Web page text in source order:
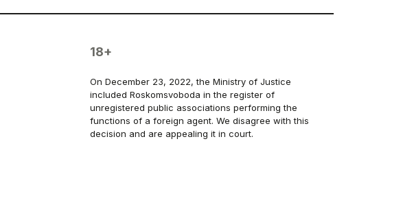
18+
On December 23, 2022, the Ministry of Justice
included Roskomsvoboda in the register of
unregistered public associations performing the
functions of a foreign agent. We disagree with this
decision and are appealing it in court.